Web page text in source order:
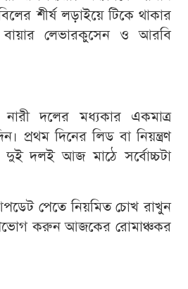
শীর্ষ লড়াইয়ে টিকে থাকার
বায়ার লেভারকুসেন ও আরবি
নারী দলের মধ্যকার একমাত্র
প্রথম দিনের লিড বা নিয়ন্ত্রণ
দুই দলই আজ মাঠে সর্বোচ্চটা
পেতে নিয়মিত চোখ রাখুন
করুন আজকের রোমাঞ্চকর